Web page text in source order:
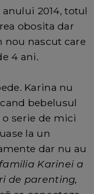
2014, totul
obosita dar
nou nascut care
4 ani.
Karina nu
bebelusul
serie de mici
la un
dar nu au
Karinei a
de parenting,